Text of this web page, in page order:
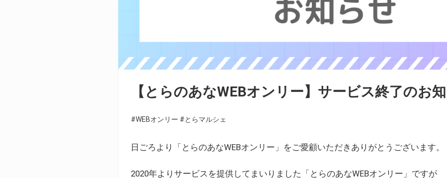
【とらのあなWEBオンリー】サービス終了のお
#WEBオンリー #とらマルシェ
日ごろより「とらのあなWEBオンリー」をご愛顧いただきありがとうございます。
2020年よりサービスを提供してまいりました「とらのあなWEBオンリー」ですが